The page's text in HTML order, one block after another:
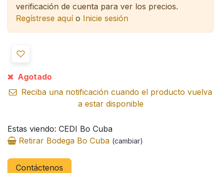
verificación de cuenta para ver los precios.
Regístrese aquío Inicie sesión
Agotado
Reciba una notificación cuando el producto vuelva
a estar disponible
Estas viendo: CEDI Bo Cuba
Retirar Bodega Bo Cuba (cambiar)
Contáctenos